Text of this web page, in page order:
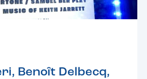
Benoît Delbecq,